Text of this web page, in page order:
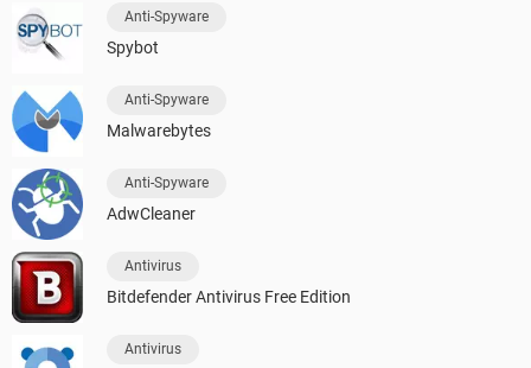
Anti-Spyware
Spybot
Anti-Spyware
Malwarebytes
Anti-Spyware
AdwCleaner
Antivirus
Bitdefender Antivirus Free Edition
Antivirus